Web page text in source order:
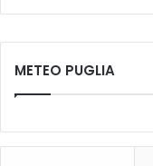
METEO PUGLIA